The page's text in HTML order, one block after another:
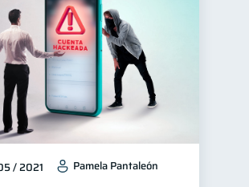
/ 2021 Pamela Pantaleón